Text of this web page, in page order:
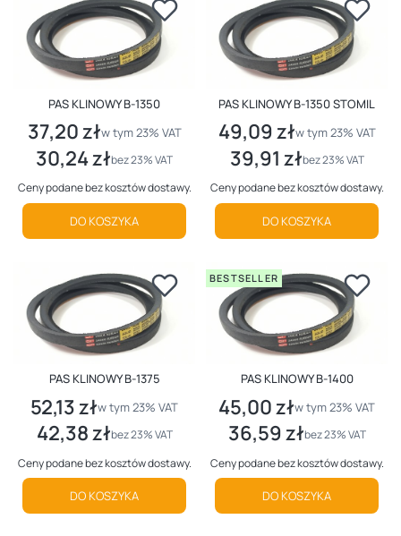
PAS KLINOWY B-1350
Cena brutto
37,20 złw tym %s VAT
w tym 23% VAT
Cena netto
30,24 złbez 23% VAT
Ceny podane bez kosztów dostawy.
DO KOSZYKA
PAS KLINOWY B-1350 STOMIL
Cena brutto
49,09 złw tym %s VAT
w tym 23% VAT
Cena netto
39,91 złbez 23% VAT
Ceny podane bez kosztów dostawy.
DO KOSZYKA
PAS KLINOWY B-1375
Cena brutto
52,13 złw tym %s VAT
w tym23% VAT
Cena netto
42,38 złbez 23% VAT
Ceny podane bez kosztów dostawy.
DO KOSZYKA
BESTSELLER
PAS KLINOWY B-1400
Cena brutto
45,00 złw tym %s VAT
w tym23% VAT
Cena netto
36,59 złbez 23% VAT
Ceny podane bez kosztów dostawy.
DO KOSZYKA